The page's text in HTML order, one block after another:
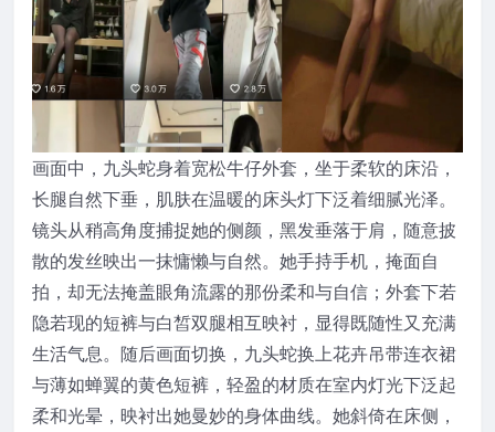
画面中，九头蛇身着宽松牛仔外套，坐于柔软的床沿，
长腿自然下垂，肌肤在温暖的床头灯下泛着细腻光泽。
镜头从稍高角度捕捉她的侧颜，黑发垂落于肩，随意披
散的发丝映出一抹慵懒与自然。她手持手机，掩面自
拍，却无法掩盖眼角流露的那份柔和与自信；外套下若
隐若现的短裤与白皙双腿相互映衬，显得既随性又充满
生活气息。随后画面切换，九头蛇换上花卉吊带连衣裙
与薄如蝉翼的黄色短裤，轻盈的材质在室内灯光下泛起
柔和光晕，映衬出她曼妙的身体曲线。她斜倚在床侧，